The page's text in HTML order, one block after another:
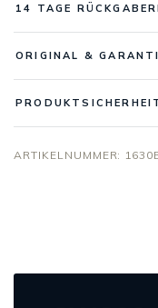
14 TAGE
ORIGINAL &
ARTIKELNUMMER: